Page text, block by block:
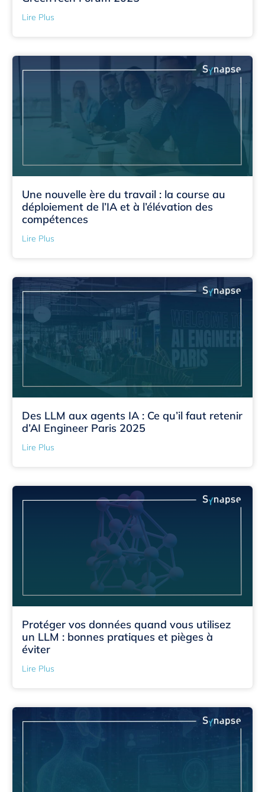
Lire Plus
Une nouvelle ère du travail : la course au
déploiement de l’IA et à l’élévation des
compétences
Lire Plus
Des LLM aux agents IA : Ce qu’il faut retenir
d’AI Engineer Paris 2025
Lire Plus
Protéger vos données quand vous utilisez
un LLM : bonnes pratiques et pièges à
éviter
Lire Plus